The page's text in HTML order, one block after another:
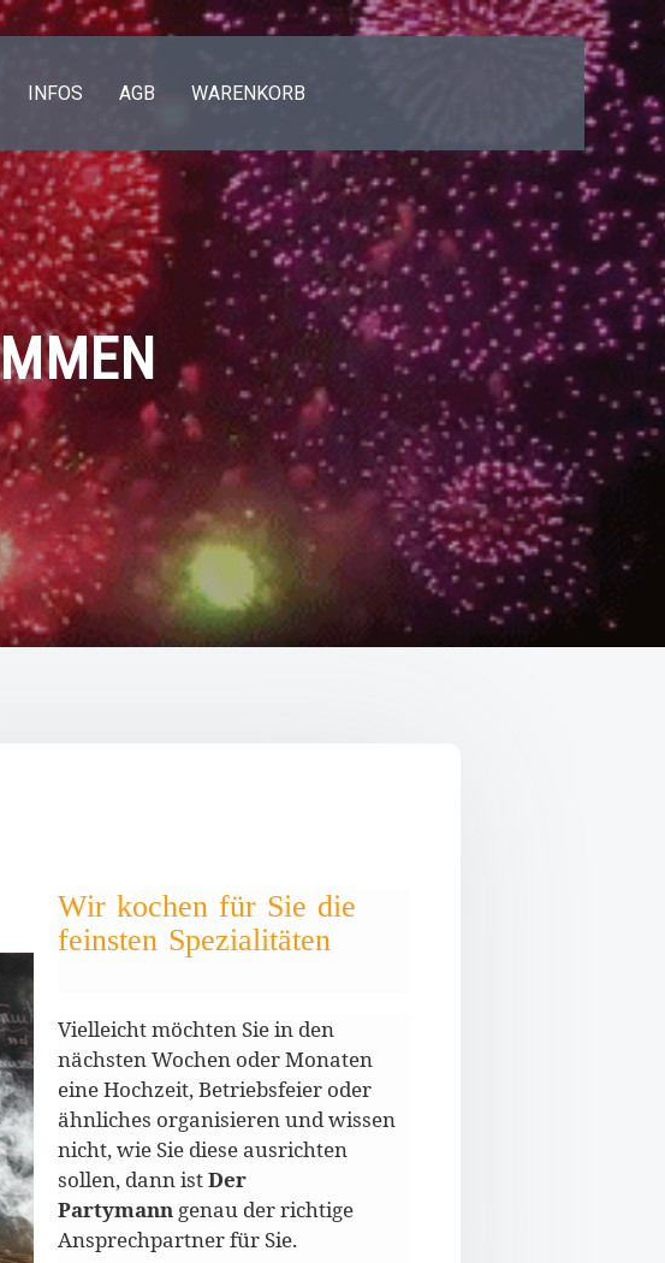
INFOS AGB WARENKORB
Wir kochen für Sie die
feinsten Spezialitäten
Vielleicht möchten Sie in den
nächsten Wochen oder Monaten
eine Hochzeit, Betriebsfeier oder
ähnliches organisieren und wissen
nicht, wie Sie diese ausrichten
sollen, dann istDer
Partymann genau der richtige
Ansprechpartner für Sie.